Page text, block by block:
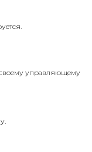
своему управляющему